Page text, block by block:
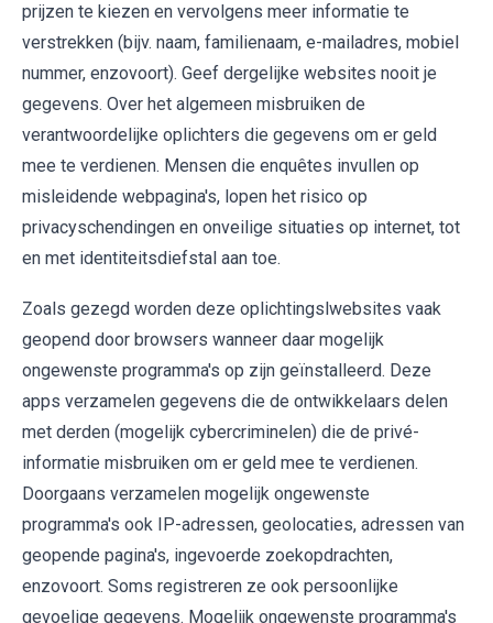
prijzen te kiezen en vervolgens meer informatie te
verstrekken (bijv. naam, familienaam, e-mailadres, mobiel
nummer, enzovoort). Geef dergelijke websites nooit je
gegevens. Over het algemeen misbruiken de
verantwoordelijke oplichters die gegevens om er geld
mee te verdienen. Mensen die enquêtes invullen op
misleidende webpagina's, lopen het risico op
privacyschendingen en onveilige situaties op internet, tot
en met identiteitsdiefstal aan toe.
Zoals gezegd worden deze oplichtingslwebsites vaak
geopend door browsers wanneer daar mogelijk
ongewenste programma's op zijn geïnstalleerd. Deze
apps verzamelen gegevens die de ontwikkelaars delen
met derden (mogelijk cybercriminelen) die de privé-
informatie misbruiken om er geld mee te verdienen.
Doorgaans verzamelen mogelijk ongewenste
programma's ook IP-adressen, geolocaties, adressen van
geopende pagina's, ingevoerde zoekopdrachten,
enzovoort. Soms registreren ze ook persoonlijke
gevoelige gegevens. Mogelijk ongewenste programma's